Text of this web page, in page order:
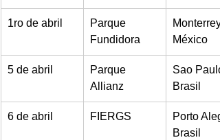
​1ro de abril
​Parque
Fundidora
​Monterrey,
México
​5 de abril
​Parque
Allianz
​Sao
Brasil
​6 de abril ​FIERGS
​Porto
Brasil